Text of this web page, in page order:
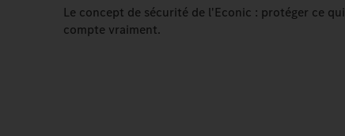
Le concept de sécurité de l'Econic : protéger ce qui
compte vraiment.